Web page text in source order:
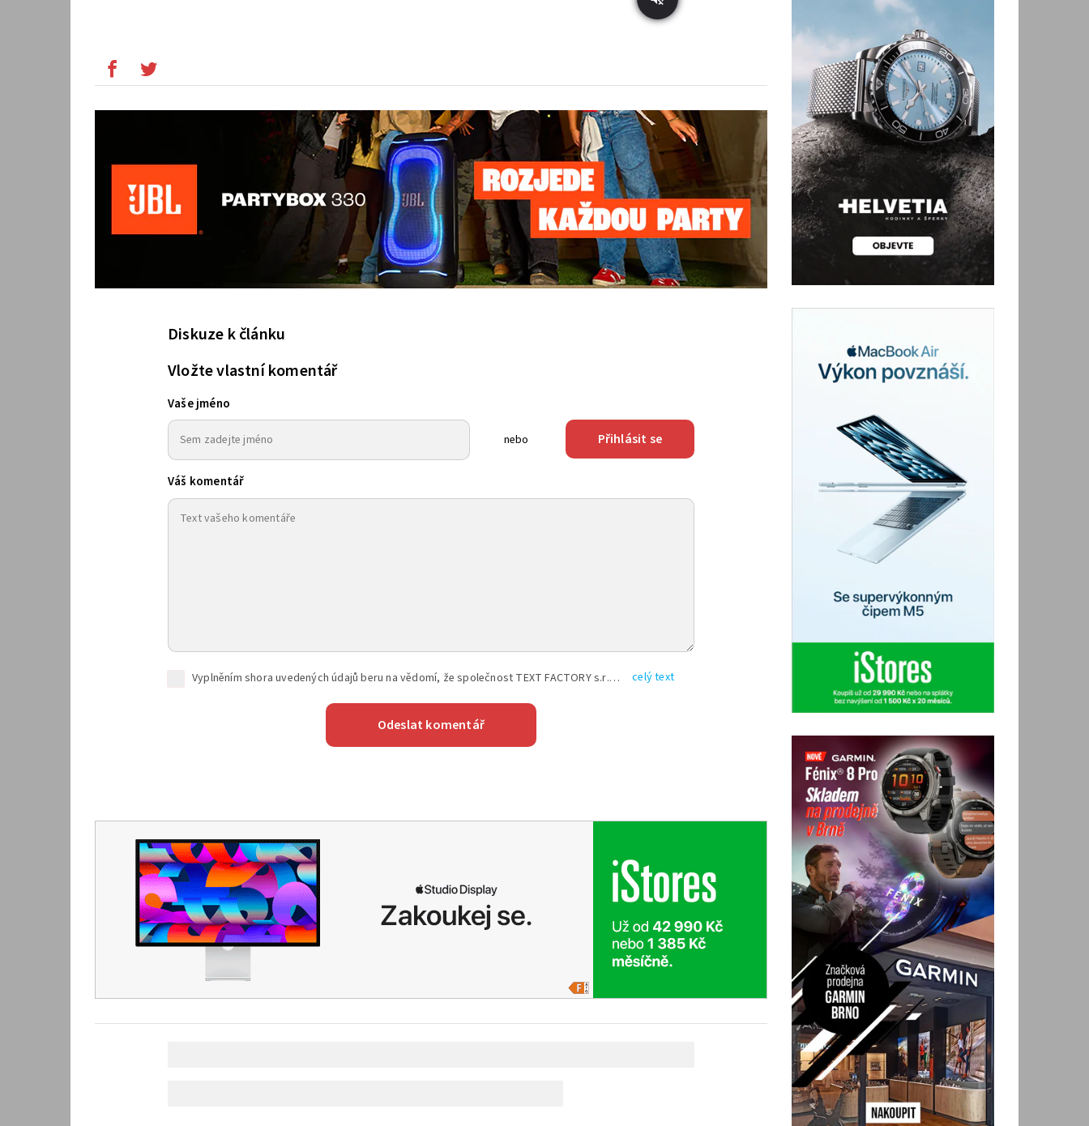
Diskuze k článku
Vložte vlastní komentář
Vaše jméno
nebo Přihlásit se
Váš komentář
Vyplněním shora uvedených údajů beru na vědomí, že společnost TEXT FACTORY s.r.o., sídlem Brno, Durďákova 336/29, Černá Pole, PSČ: 613 00, IČ: 06157831, zapsané u Krajského soudu v Brně, oddíl C, vložka 100399, bude zpracovávat mé osobní údaje uvedené v rámci mnou vyplněného registračního formuláře na základě oprávněných zájmů TEXT FACTORY s.r.o. dle čl. 6 odst. 1 písm. f) GDPR a pro splnění právních povinností (čl. 6 odst. 1 písm. c) GDPR), a to pro tyto účely: nezbytnost zajistit oprávnění návštěvníka webových stránek provozovaných společností TEXT FACTORY s.r.o. přispívat aktivně ke zveřejněným článkům nebo v rámci diskusních fór a výkon práv TEXT FACTORY s.r.o. jako administrátora těchto diskusních fór. Více informací o zpracování osobních údajů a právech lze nalézt v celý text